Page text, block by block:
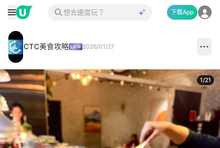
下載App
CTC美食攻略 2026/01/27
1/21